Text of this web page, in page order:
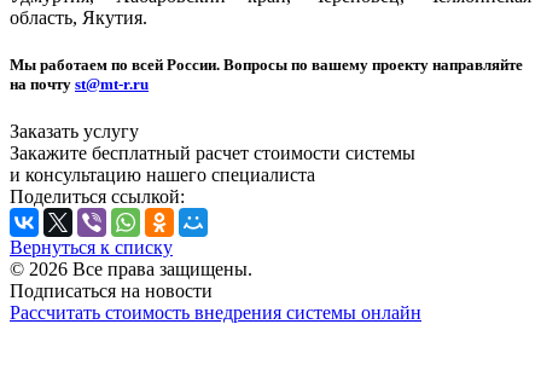
область, Якутия.
Мы работаем по всей России. Вопросы по вашему проекту направляйте
на почту st@mt-r.ru
Заказать услугу
Закажите бесплатный расчет стоимости системы
и консультацию нашего специалиста
Поделиться ссылкой:
Вернуться к списку
© 2026 Все права защищены.
Подписаться на новости
Рассчитать стоимость внедрения системы онлайн